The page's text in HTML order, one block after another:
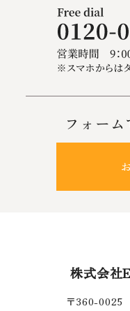
フォー
株式会社
〒360-